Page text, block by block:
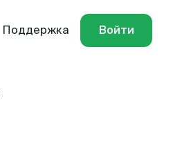
Поддержка Войти